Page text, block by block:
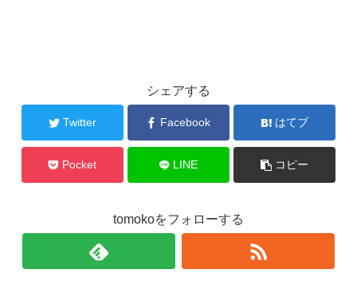
シェアする
Twitter Facebook はてブ
Pocket LINE コピー
tomokoをフォローする